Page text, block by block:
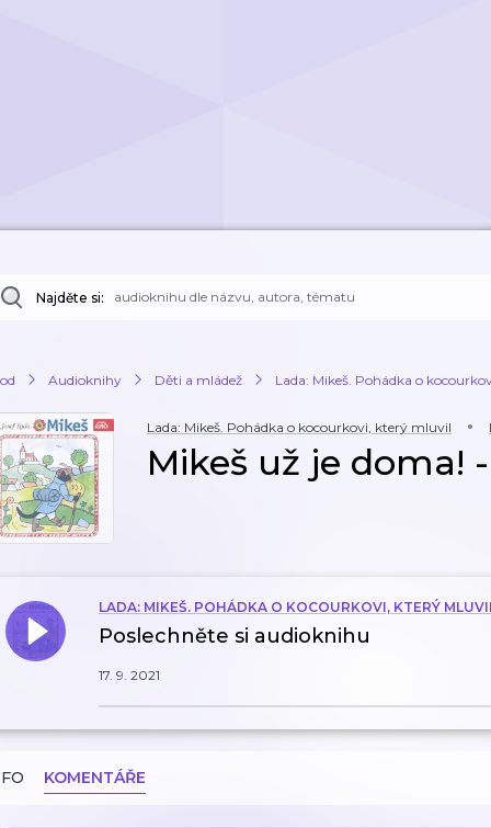
Najděte si:
Audioknihy Děti a mládež Lada: Mikeš. Pohádka o
Lada: Mikeš. Pohádka o kocourkovi, který mluvil
Mikeš už je doma!
LADA: MIKEŠ. POHÁDKA O KOCOURKOVI, KTERÝ
Poslechněte si audioknihu
17. 9. 2021
KOMENTÁŘE